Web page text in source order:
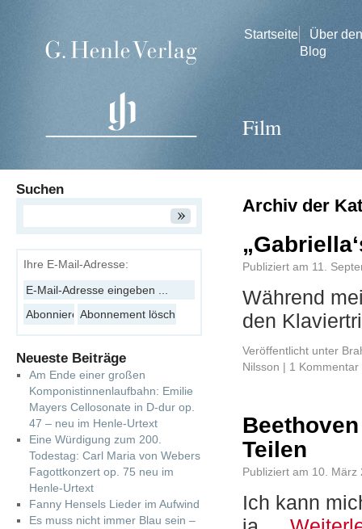
Startseite
Über den
Blog
Film
Archiv der
Publiziert am 11.
Während
den
Veröffentlicht unter
Nilsson | 1 Kommentar
Teilen
Publiziert am 10. März
Ich kann
Suchen
Ihre E-Mail-Adresse:
Neueste Beiträge
Am Ende einer großen
Komponistinnenlaufbahn: Emilie
Mayers Cellosonate in D-dur op.
47 – neu im Henle-Urtext
Eine Würdigung zum 200.
Todestag: Carl Maria von Webers
Fagottkonzert op. 75 neu im
Henle-Urtext
Fanny Hensels Lieder im Aufwind
Es muss nicht immer Blau sein –